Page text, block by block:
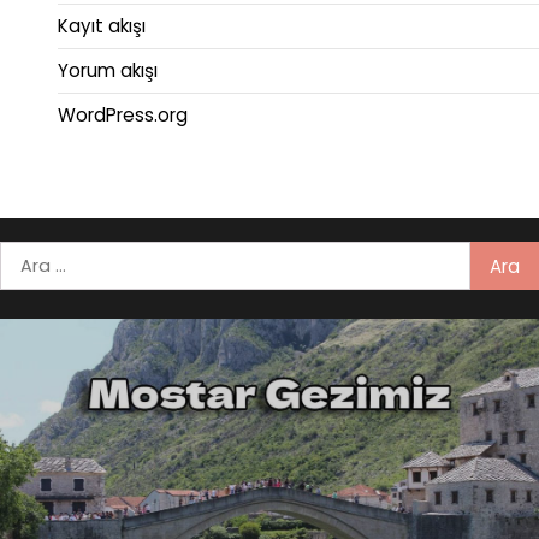
Kayıt akışı
Yorum akışı
WordPress.org
Arama: